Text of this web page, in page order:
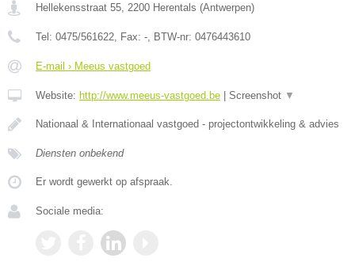
Hellekensstraat 55 2200 Herentals (Antwerpen)
Tel: 0475/561622 , Fax: - , BTW-nr: 0476443610
E-mail › Meeus vastgoed
Website: http://www.meeus-vastgoed.be | Screenshot ▼
Nationaal & Internationaal vastgoed - projectontwikkeling & advies
Diensten onbekend
Er wordt gewerkt op afspraak.
Sociale media: